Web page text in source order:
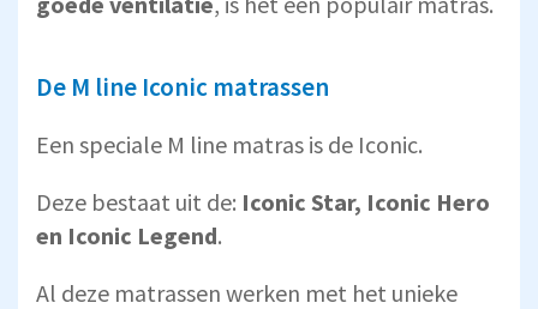
De M line Iconic matrassen
Een speciale M line matras is de Iconic.
Deze bestaat uit de: Iconic Star, Iconic Hero
en Iconic Legend.
Al deze matrassen werken met het unieke